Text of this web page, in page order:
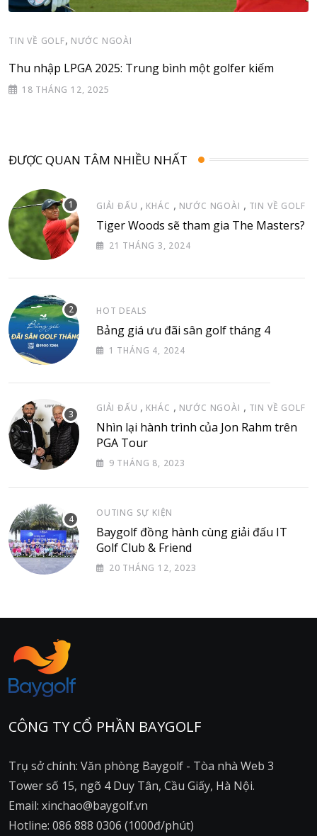
TIN VỀ GOLF, NƯỚC NGOÀI
Thu nhập LPGA 2025: Trung bình một golfer kiếm
18 THÁNG 12, 2025
ĐƯỢC QUAN TÂM NHIỀU NHẤT
GIẢI ĐẤU , KHÁC , NƯỚC NGOÀI , TIN VỀ GOLF
Tiger Woods sẽ tham gia The Masters?
21 THÁNG 3, 2024
HOT DEALS
Bảng giá ưu đãi sân golf tháng 4
1 THÁNG 4, 2024
GIẢI ĐẤU , KHÁC , NƯỚC NGOÀI , TIN VỀ GOLF
Nhìn lại hành trình của Jon Rahm trên
PGA Tour
9 THÁNG 8, 2023
OUTING SỰ KIỆN
Baygolf đồng hành cùng giải đấu IT
Golf Club & Friend
20 THÁNG 12, 2023
CÔNG TY CỔ PHẦN BAYGOLF
Trụ sở chính: Văn phòng Baygolf - Tòa nhà Web 3
Tower số 15, ngõ 4 Duy Tân, Cầu Giấy, Hà Nội.
Email: xinchao@baygolf.vn
Hotline: 086 888 0306 (1000đ/phút)